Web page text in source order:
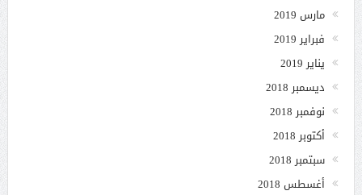
مارس 2019
فبراير 2019
يناير 2019
ديسمبر 2018
نوفمبر 2018
أكتوبر 2018
سبتمبر 2018
أغسطس 2018